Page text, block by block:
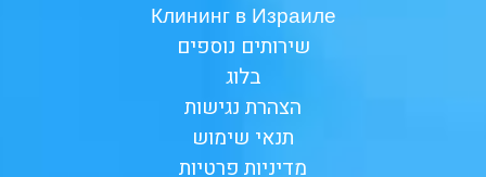
Клининг в Израиле
שירותים נוספים
בלוג
הצהרת נגישות
תנאי שימוש
מדיניות פרטיות